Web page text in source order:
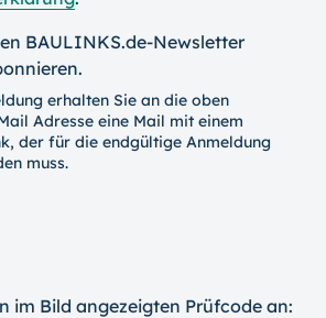
BAULINKS.de-Newsletter
erhalten Sie an die oben
Adresse eine Mail mit einem
der für die endgültige Anmeldung
muss.
im Bild angezeigten Prüfcode an: